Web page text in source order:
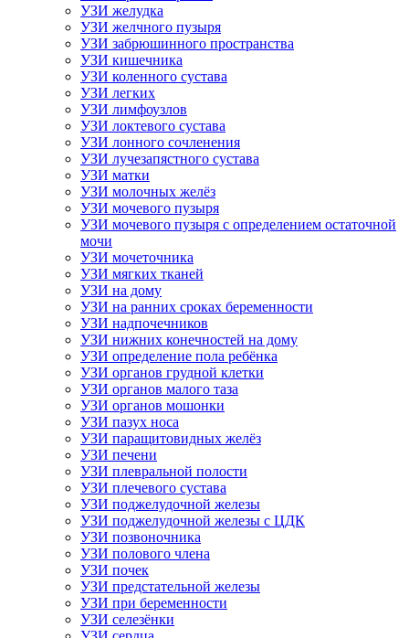
УЗИ желудка
УЗИ желчного пузыря
УЗИ забрюшинного пространства
УЗИ кишечника
УЗИ коленного сустава
УЗИ легких
УЗИ лимфоузлов
УЗИ локтевого сустава
УЗИ лонного сочленения
УЗИ лучезапястного сустава
УЗИ матки
УЗИ молочных желёз
УЗИ мочевого пузыря
УЗИ мочевого пузыря с определением остаточной
мочи
УЗИ мочеточника
УЗИ мягких тканей
УЗИ на дому
УЗИ на ранних сроках беременности
УЗИ надпочечников
УЗИ нижних конечностей на дому
УЗИ определение пола ребёнка
УЗИ органов грудной клетки
УЗИ органов малого таза
УЗИ органов мошонки
УЗИ пазух носа
УЗИ паращитовидных желёз
УЗИ печени
УЗИ плевральной полости
УЗИ плечевого сустава
УЗИ поджелудочной железы
УЗИ поджелудочной железы с ЦДК
УЗИ позвоночника
УЗИ полового члена
УЗИ почек
УЗИ предстательной железы
УЗИ при беременности
УЗИ селезёнки